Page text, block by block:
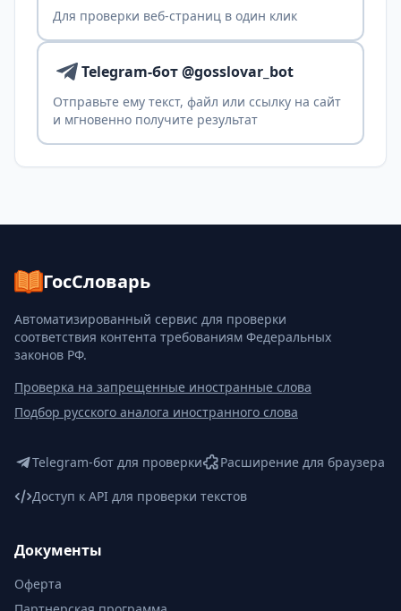
Для проверки веб-страниц в один клик
Telegram-бот @gosslovar_bot
Отправьте ему текст, файл или ссылку на сайт
и мгновенно получите результат
ГосСловарь
Автоматизированный сервис для проверки
соответствия контента требованиям Федеральных
законов РФ.
Проверка на запрещенные иностранные слова
Подбор русского аналога иностранного слова
Telegram-бот для проверки
Расширение для браузера
Доступ к API для проверки текстов
Документы
Оферта